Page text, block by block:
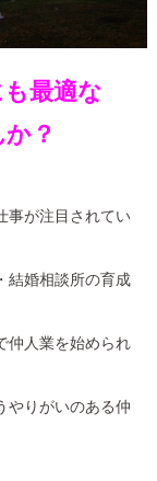
最適な
？
事が注目されてい
結婚相談所の育成
仲人業を始められ
やりがいのある仲